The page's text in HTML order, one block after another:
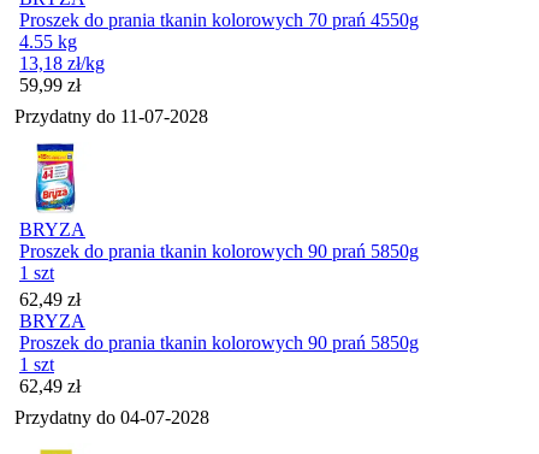
Proszek do prania tkanin kolorowych 70 prań 4550g
4.55 kg
13,18 zł/kg
Cena
59,99 zł
Przydatny do 11-07-2028
BRYZA
Proszek do prania tkanin kolorowych 90 prań 5850g
1 szt
Cena
62,49 zł
BRYZA
Proszek do prania tkanin kolorowych 90 prań 5850g
1 szt
Cena
62,49 zł
Przydatny do 04-07-2028